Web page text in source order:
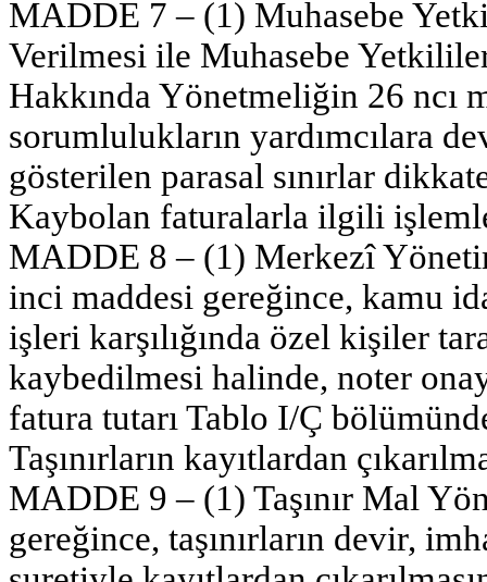
MADDE 7 – (1) Muhasebe
Verilmesi ile Muhasebe
Hakkında Yönetmeliğin 26 ncı
sorumlulukların yardımcılara
gösterilen parasal sınırlar
Kaybolan faturalarla ilgili
MADDE 8 – (1) Merkezî
inci maddesi gereğince, kamu
işleri karşılığında özel kişiler
kaybedilmesi halinde, noter
fatura tutarı Tablo I/Ç
Taşınırların kayıtlardan
MADDE 9 – (1) Taşınır Mal
gereğince, taşınırların devir,